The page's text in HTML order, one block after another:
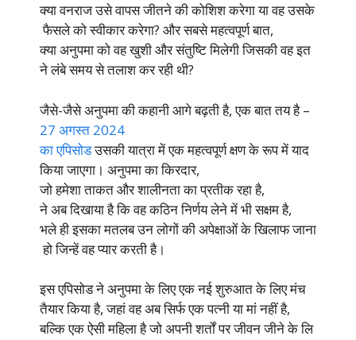
क्या वनराज उसे वापस जीतने की कोशिश करेगा या वह उसके
फैसले को स्वीकार करेगा? और सबसे महत्वपूर्ण बात,
क्या अनुपमा को वह खुशी और संतुष्टि मिलेगी जिसकी वह इत
ने लंबे समय से तलाश कर रही थी?
जैसे-जैसे अनुपमा की कहानी आगे बढ़ती है, एक बात तय है –
27 अगस्त 2024
का एपिसोडउसकी यात्रा में एक महत्वपूर्ण क्षण के रूप में याद
किया जाएगा। अनुपमा का किरदार,
जो हमेशा ताकत और शालीनता का प्रतीक रहा है,
ने अब दिखाया है कि वह कठिन निर्णय लेने में भी सक्षम है,
भले ही इसका मतलब उन लोगों की अपेक्षाओं के खिलाफ जाना
हो जिन्हें वह प्यार करती है।
इस एपिसोड ने अनुपमा के लिए एक नई शुरुआत के लिए मंच
तैयार किया है, जहां वह अब सिर्फ एक पत्नी या मां नहीं है,
बल्कि एक ऐसी महिला है जो अपनी शर्तों पर जीवन जीने के लि